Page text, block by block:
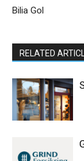
Bilia Gol
RELATED